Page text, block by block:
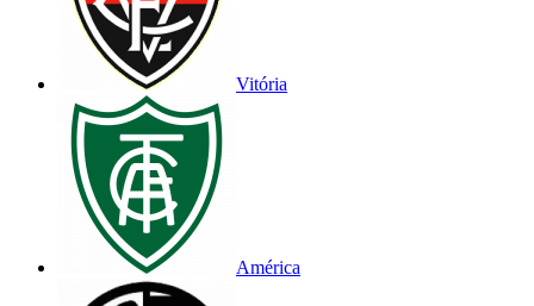
Vitória
América